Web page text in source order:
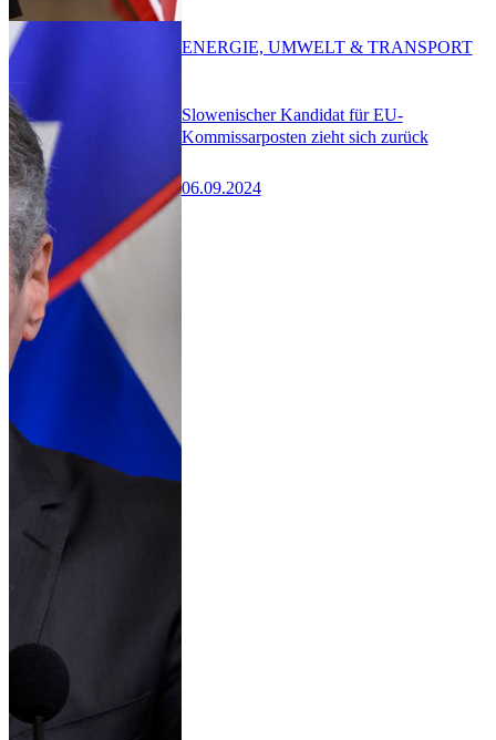
Slowenischer Kandidat für EU-
Kommissarposten zieht sich zurück
06.09.2024
ENERGIE, UMWELT & TRANSPORT